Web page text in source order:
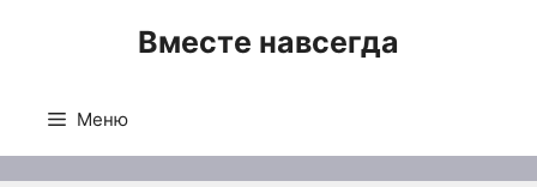
Вместе навсегда
Меню